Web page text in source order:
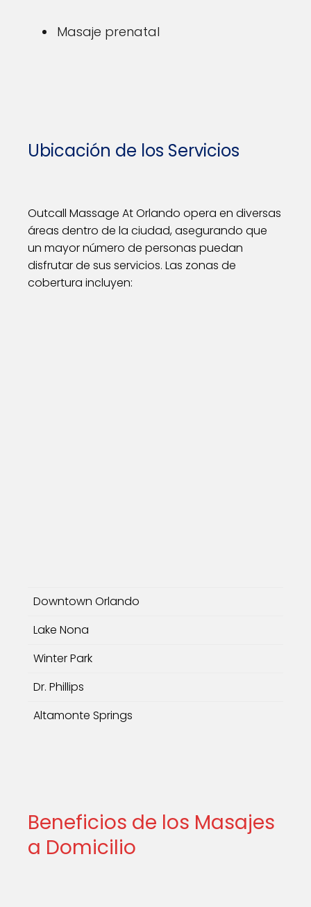
Masaje prenatal
Ubicación de los Servicios
Outcall Massage At Orlando opera en diversas
áreas dentro de la ciudad, asegurando que
un mayor número de personas puedan
disfrutar de sus servicios. Las zonas de
cobertura incluyen:
Downtown Orlando
Lake Nona
Winter Park
Dr. Phillips
Altamonte Springs
Beneficios de los Masajes
a Domicilio